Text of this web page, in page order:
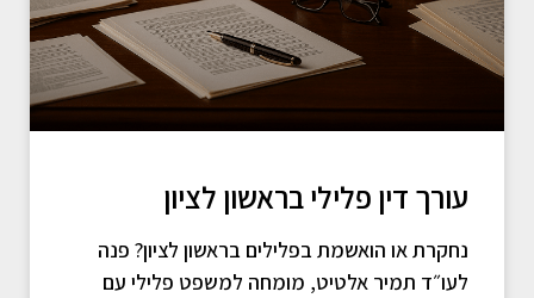
עורך דין פלילי בראשון לציון
נחקרת או הואשמת בפלילים בראשון לציון? פנה
לעו״ד תמיר אלטיט, מומחה למשפט פלילי עם